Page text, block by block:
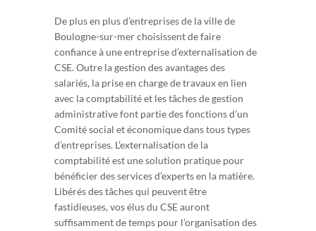
De plus en plus d’entreprises de la ville de
Boulogne-sur-mer choisissent de faire
confiance à une entreprise d’externalisation de
CSE. Outre la gestion des avantages des
salariés, la prise en charge de travaux en lien
avec la comptabilité et les tâches de gestion
administrative font partie des fonctions d’un
Comité social et économique dans tous types
d’entreprises. L’externalisation de la
comptabilité est une solution pratique pour
bénéficier des services d’experts en la matière.
Libérés des tâches qui peuvent être
fastidieuses, vos élus du CSE auront
suffisamment de temps pour l’organisation des